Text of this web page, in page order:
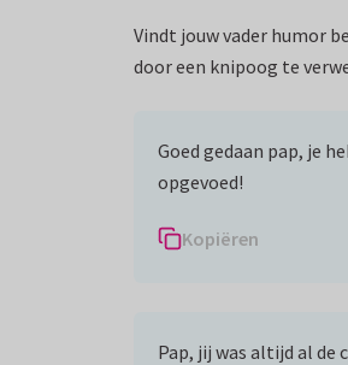
Vindt jouw vader humor
door een knipoog te
Goed gedaan pap, je
opgevoed!
Kopiëren
Pap, jij was altijd al de